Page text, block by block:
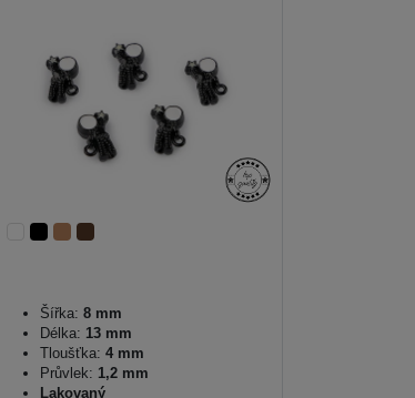
Šířka: 8 mm
Délka: 13 mm
Tloušťka: 4 mm
Průvlek: 1,2 mm
Lakovaný